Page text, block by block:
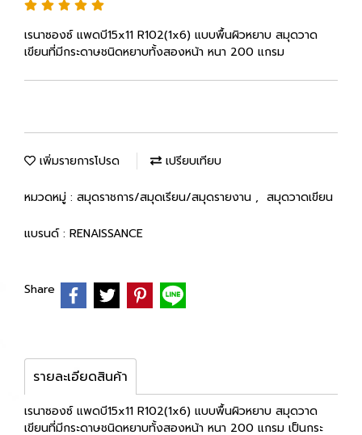
เรนาซองซ์ แพดบี15x11 R102(1x6) แบบพื้นผิวหยาบ สมุดวาด
เขียนที่มีกระดาษชนิดหยาบทั้งสองหน้า หนา 200 แกรม
เพิ่มรายการโปรด เปรียบเทียบ
หมวดหมู่ : สมุดราชการ/สมุดเรียน/สมุดรายงาน , สมุดวาดเขียน
แบรนด์ : RENAISSANCE
Share
รายละเอียดสินค้า
เรนาซองซ์ แพดบี15x11 R102(1x6) แบบพื้นผิวหยาบ สมุดวาด
เขียนที่มีกระดาษชนิดหยาบทั้งสองหน้า หนา 200 แกรม เป็นกระ